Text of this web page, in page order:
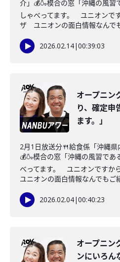
介」💰🍶模合の窓「沖縄の風
しゃべってます。 ユニオンで
ザ ユニオンの面白情報なんで
2026.02.14|00:39:03
オープニン
り、確定申
ます。」
2月1日放送分🍴給食係「沖縄県
💰🍶模合の窓「沖縄の風習で
べってます。 ユニオンですか
ユニオンの面白情報なんでもご
2026.02.04|00:40:23
オープニン
ンにいろん